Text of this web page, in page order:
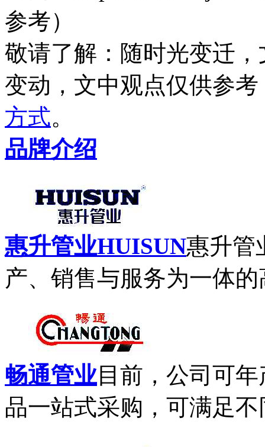
参考）
敬请了解 ：随时光变迁
变动，文中观点仅供参考
方式。
品牌介绍
惠升管业HUISUN惠升管
产、销售与服务为一体
畅通管业目前，公司可
品一站式采购，可满足